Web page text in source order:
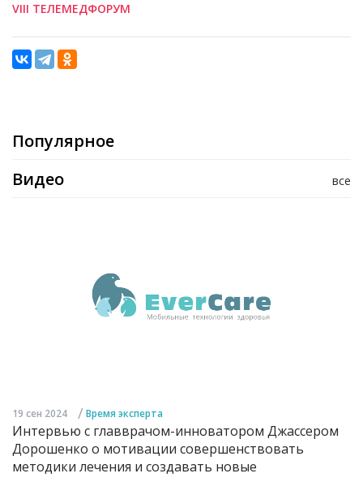
VIII ТЕЛЕМЕДФОРУМ
Популярное
все
Видео
19 сен 2024 / Время эксперта
Интервью с главврачом-инноватором Джассером
Дорошенко о мотивации совершенствовать
методики лечения и создавать новые